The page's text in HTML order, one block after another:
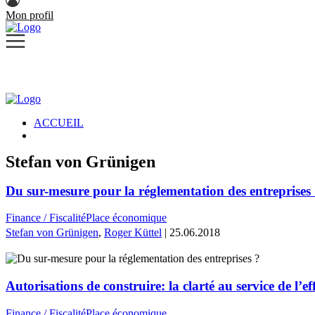
Mon profil
ACCUEIL
Stefan von Grünigen
Du sur-mesure pour la réglementation des entreprises
Finance / FiscalitéPlace économique
Stefan von Grünigen, Roger Küttel | 25.06.2018
Autorisations de construire: la clarté au service de